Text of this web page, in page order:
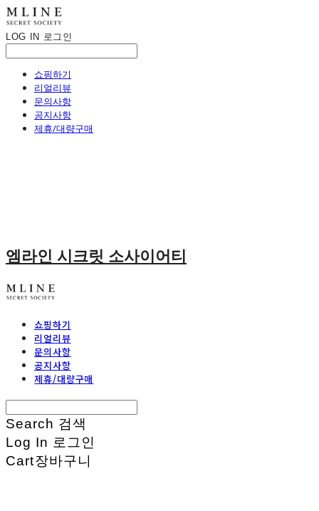
LOG IN 로그인
쇼핑하기
리얼리뷰
문의사항
공지사항
제휴/대량구매
엠라인 시크릿 소사이어티
쇼핑하기
리얼리뷰
문의사항
공지사항
제휴/대량구매
Search 검색
Log In 로그인
Cart장바구니